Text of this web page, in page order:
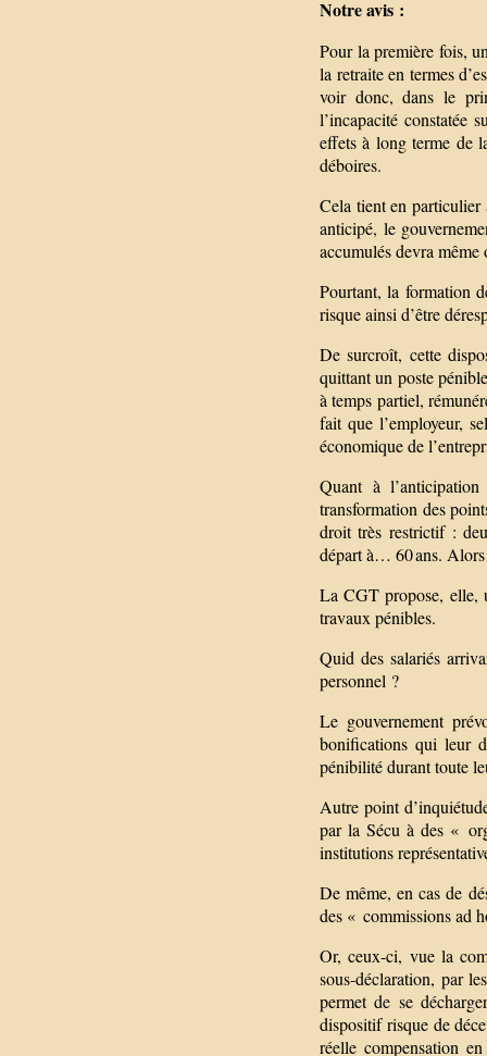
Notre avis :
Pour la première fois,
la retraite en termes
voir donc, dans le
l’incapacité constatée
effets à long terme de
déboires.
Cela tient en particulier
anticipé, le
accumulés devra
Pourtant, la formation
risque ainsi d’être
De surcroît, cette
quittant un poste
à temps partiel,
fait que l’employeur,
économique de
Quant à
transformation des
droit très restrictif :
départ à… 60 ans. Alors
La CGT propose, elle,
travaux pénibles.
Quid des salariés
personnel ?
Le gouvernement
bonifications qui leur
pénibilité durant toute
Autre point
par la Sécu à des «
institutions
De même, en cas de
des « commissions ad
Or, ceux-ci, vue la
sous-déclaration, par
permet de se
dispositif risque de
réelle compensation